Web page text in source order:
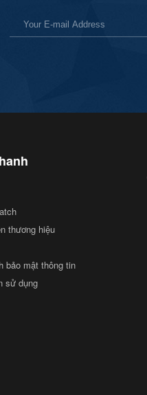
thương hiệu
bảo mật thông tin
sử dụng